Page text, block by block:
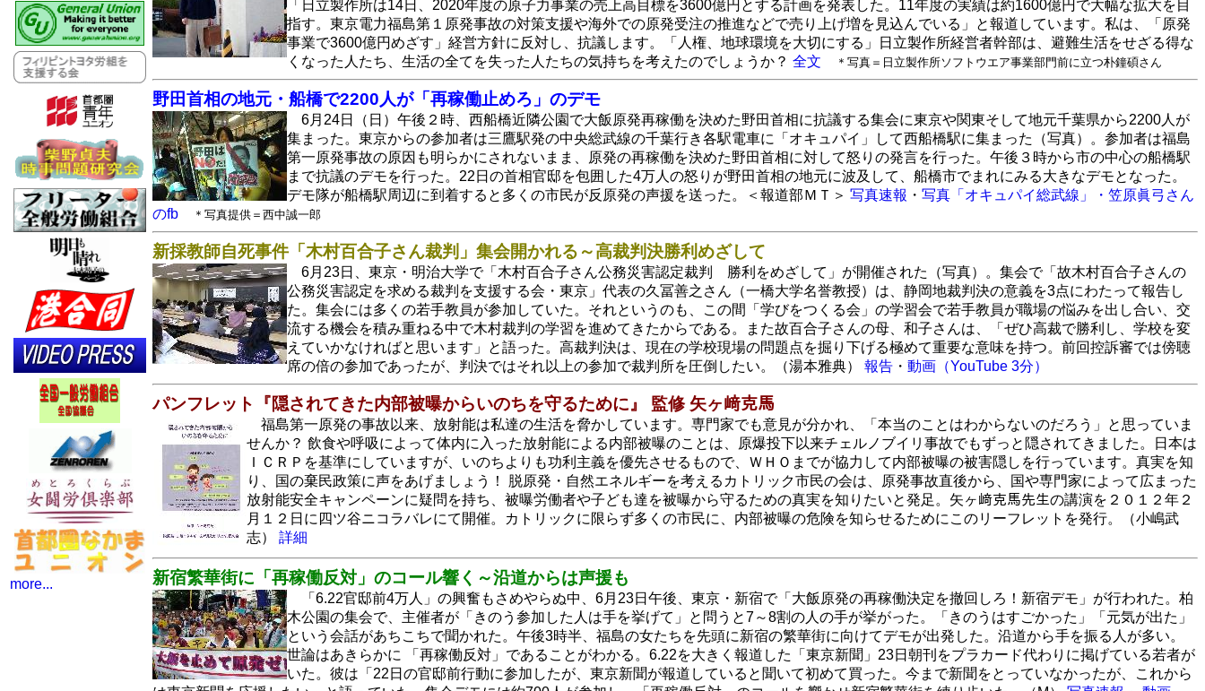
more...
「日立製作所は14日、2020年度の原子力事業の売上高目標を3600億円とする計画を発表した。11年度の実績は約1600億円で大幅な拡大を目
指す。東京電力福島第１原発事故の対策支援や海外での原発受注の推進などで売り上げ増を見込んでいる」と報道しています。私は、「原発
事業で3600億円めざす」経営方針に反対し、抗議します。「人権、地球環境を大切にする」日立製作所経営者幹部は、避難生活をせざる得な
くなった人たち、生活の全てを失った人たちの気持ちを考えたのでしょうか？ 全文 ＊写真＝日立製作所ソフトウエア事業部門前に立つ朴鐘碩さん
野田首相の地元・船橋で2200人が「再稼働止めろ」のデモ
6月24日（日）午後２時、西船橋近隣公園で大飯原発再稼働を決めた野田首相に抗議する集会に東京や関東そして地元千葉県から2200人が
集まった。東京からの参加者は三鷹駅発の中央総武線の千葉行き各駅電車に「オキュパイ」して西船橋駅に集まった（写真）。参加者は福島
第一原発事故の原因も明らかにされないまま、原発の再稼働を決めた野田首相に対して怒りの発言を行った。午後３時から市の中心の船橋駅
まで抗議のデモを行った。22日の首相官邸を包囲した4万人の怒りが野田首相の地元に波及して、船橋市でまれにみる大きなデモとなった。
デモ隊が船橋駅周辺に到着すると多くの市民が反原発の声援を送った。＜報道部ＭＴ＞ 写真速報 ・ 写真「オキュパイ総武線」・ 笠原眞弓さん
のfb
＊写真提供＝西中誠一郎
新採教師自死事件「木村百合子さん裁判」集会開かれる～高裁判決勝利めざして
6月23日、東京・明治大学で「木村百合子さん公務災害認定裁判 勝利をめざして」が開催された（写真）。集会で「故木村百合子さんの
公務災害認定を求める裁判を支援する会・東京」代表の久冨善之さん（一橋大学名誉教授）は、静岡地裁判決の意義を3点にわたって報告し
た。集会には多くの若手教員が参加していた。それというのも、この間「学びをつくる会」の学習会で若手教員が職場の悩みを出し合い、交
流する機会を積み重ねる中で木村裁判の学習を進めてきたからである。また故百合子さんの母、和子さんは、「ぜひ高裁で勝利し、学校を変
えていかなければと思います」と語った。高裁判決は、現在の学校現場の問題点を掘り下げる極めて重要な意味を持つ。前回控訴審では傍聴
席の倍の参加であったが、判決ではそれ以上の参加で裁判所を圧倒したい。（湯本雅典） 報告 ・ 動画（YouTube 3分）
パンフレット『隠されてきた内部被曝からいのちを守るために』 監修 矢ヶ﨑克馬
福島第一原発の事故以来、放射能は私達の生活を脅かしています。専門家でも意見が分かれ、「本当のことはわからないのだろう」と思っていま
せんか？ 飲食や呼吸によって体内に入った放射能による内部被曝のことは、原爆投下以来チェルノブイリ事故でもずっと隠されてきました。日本は
ＩＣＲＰを基準にしていますが、いのちよりも功利主義を優先させるもので、ＷＨＯまでが協力して内部被曝の被害隠しを行っています。真実を知
り、国の棄民政策に声をあげましょう！ 脱原発・自然エネルギーを考えるカトリック市民の会は、原発事故直後から、国や専門家によって広まった
放射能安全キャンペーンに疑問を持ち、被曝労働者や子ども達を被曝から守るための真実を知りたいと発足。矢ヶ﨑克馬先生の講演を２０１２年２
月１２日に四ツ谷ニコラバレにて開催。カトリックに限らず多くの市民に、内部被曝の危険を知らせるためにこのリーフレットを発行。（小嶋武
志） 詳細
新宿繁華街に「再稼働反対」のコール響く～沿道からは声援も
「6.22官邸前4万人」の興奮もさめやらぬ中、6月23日午後、東京・新宿で「大飯原発の再稼働決定を撤回しろ！新宿デモ」が行われた。柏
木公園の集会で、主催者が「きのう参加した人は手を挙げて」と問うと7～8割の人の手が挙がった。「きのうはすごかった」「元気が出た」
という会話があちこちで聞かれた。午後3時半、福島の女たちを先頭に新宿の繁華街に向けてデモが出発した。沿道から手を振る人が多い。
世論はあきらかに 「再稼働反対」であることがわかる。6.22を大きく報道した「東京新聞」23日朝刊をプラカード代わりに掲げている若者が
いた。彼は「22日の官邸前行動に参加したが、東京新聞が報道していると聞いて初めて買った。今まで新聞をとっていなかったが、これから